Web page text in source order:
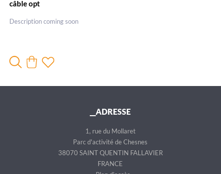
câble opt
Description coming soon
__ADRESSE
1, rue du Mollaret
Parc d'activité de Chesnes
38070 SAINT QUENTIN FALLAVIER
FRANCE